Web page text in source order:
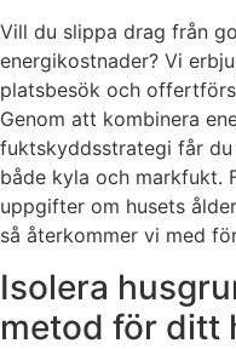
Vill du slippa drag från
energikostnader? Vi
platsbesök och
Genom att kombinera
fuktskyddsstrategi får
både kyla och markfukt.
uppgifter om husets
så återkommer vi med
Isolera
metod för ditt